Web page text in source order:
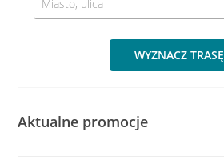
WYZNACZ TRASĘ
Aktualne promocje